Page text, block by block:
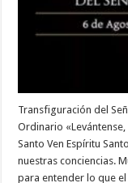
Transfiguración del
Ordinario
Santo Ven Espíritu
nuestras conciencias.
para entender lo que